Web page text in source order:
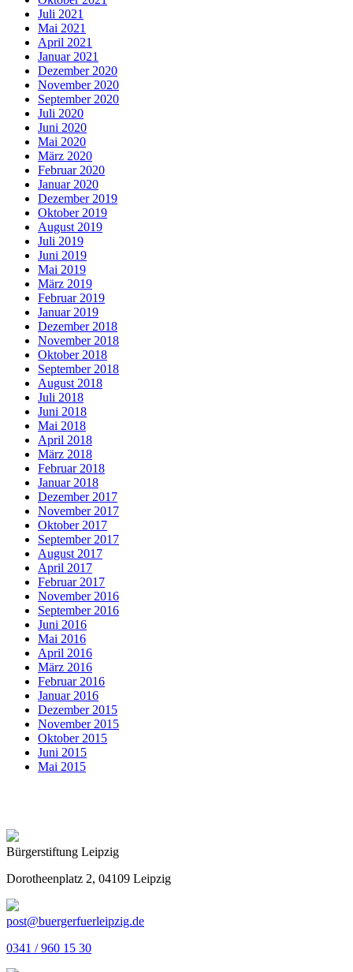
Juli 2021
Mai 2021
April 2021
Januar 2021
Dezember 2020
November 2020
September 2020
Juli 2020
Juni 2020
Mai 2020
März 2020
Februar 2020
Januar 2020
Dezember 2019
Oktober 2019
August 2019
Juli 2019
Juni 2019
Mai 2019
März 2019
Februar 2019
Januar 2019
Dezember 2018
November 2018
Oktober 2018
September 2018
August 2018
Juli 2018
Juni 2018
Mai 2018
April 2018
März 2018
Februar 2018
Januar 2018
Dezember 2017
November 2017
Oktober 2017
September 2017
August 2017
April 2017
Februar 2017
November 2016
September 2016
Juni 2016
Mai 2016
April 2016
März 2016
Februar 2016
Januar 2016
Dezember 2015
November 2015
Oktober 2015
Juni 2015
Mai 2015
Bürgerstiftung Leipzig
Dorotheenplatz 2, 04109 Leipzig
post@buergerfuerleipzig.de
0341 / 960 15 30